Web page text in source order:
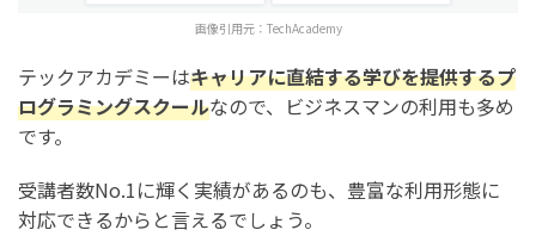
画像引用元： TechAcademy
テックアカデミーはキャリアに直結する学びを提供するプ
ログラミングスクールなので、ビジネスマンの利用も多め
です。
受講者数No.1に輝く実績があるのも、豊富な利用形態に
対応できるからと言えるでしょう。